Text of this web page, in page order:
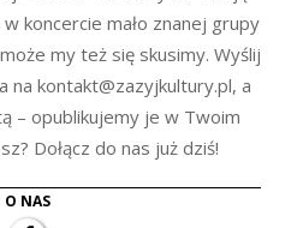
koncercie mało znanej grupy
my też się skusimy. Wyślij
na kontakt@zazyjkultury.pl, a
– opublikujemy je w Twoim
Dołącz do nas już dziś!
O NAS